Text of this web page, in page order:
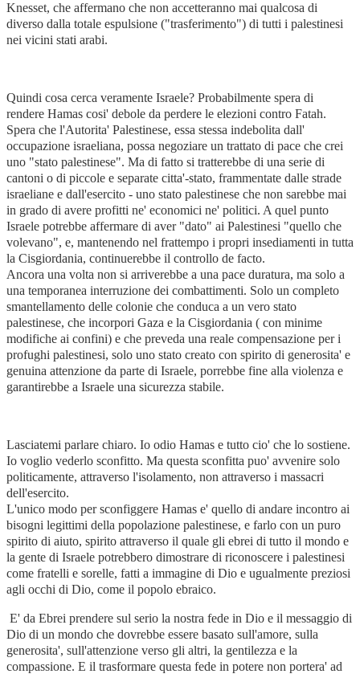
Knesset, che affermano che non accetteranno mai qualcosa di
diverso dalla totale espulsione ("trasferimento") di tutti i palestinesi
nei vicini stati arabi.
Quindi cosa cerca veramente Israele? Probabilmente spera di
rendere Hamas cosi' debole da perdere le elezioni contro Fatah.
Spera che l'Autorita' Palestinese, essa stessa indebolita dall'
occupazione israeliana, possa negoziare un trattato di pace che crei
uno "stato palestinese". Ma di fatto si tratterebbe di una serie di
cantoni o di piccole e separate citta'-stato, frammentate dalle strade
israeliane e dall'esercito - uno stato palestinese che non sarebbe mai
in grado di avere profitti ne' economici ne' politici. A quel punto
Israele potrebbe affermare di aver "dato" ai Palestinesi "quello che
volevano", e, mantenendo nel frattempo i propri insediamenti in tutta
la Cisgiordania, continuerebbe il controllo de facto.
Ancora una volta non si arriverebbe a una pace duratura, ma solo a
una temporanea interruzione dei combattimenti. Solo un completo
smantellamento delle colonie che conduca a un vero stato
palestinese, che incorpori Gaza e la Cisgiordania ( con minime
modifiche ai confini) e che preveda una reale compensazione per i
profughi palestinesi, solo uno stato creato con spirito di generosita' e
genuina attenzione da parte di Israele, porrebbe fine alla violenza e
garantirebbe a Israele una sicurezza stabile.
Lasciatemi parlare chiaro. Io odio Hamas e tutto cio' che lo sostiene.
Io voglio vederlo sconfitto. Ma questa sconfitta puo' avvenire solo
politicamente, attraverso l'isolamento, non attraverso i massacri
dell'esercito.
L'unico modo per sconfiggere Hamas e' quello di andare incontro ai
bisogni legittimi della popolazione palestinese, e farlo con un puro
spirito di aiuto, spirito attraverso il quale gli ebrei di tutto il mondo e
la gente di Israele potrebbero dimostrare di riconoscere i palestinesi
come fratelli e sorelle, fatti a immagine di Dio e ugualmente preziosi
agli occhi di Dio, come il popolo ebraico.
E' da Ebrei prendere sul serio la nostra fede in Dio e il messaggio di
Dio di un mondo che dovrebbe essere basato sull'amore, sulla
generosita', sull'attenzione verso gli altri, la gentilezza e la
compassione. E il trasformare questa fede in potere non portera' ad